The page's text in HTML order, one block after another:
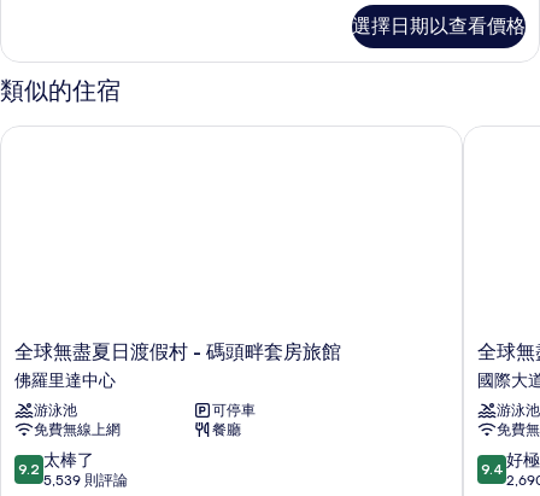
片
情
無
障
礙
客
的
所
有
相
片
線
景
觀
障
情
選擇日期以查看價格
類似的住宿
全
球
無
盡
夏
日
渡
全球無盡夏日渡假村 - 碼頭畔套房旅館
佛羅里達中心
游泳池
可停車
免費無線上網
餐廳
9.2
分，
9.2 太棒了
5,539 則評論
全球無盡夏日渡假村 - 碼頭畔套房旅館
全
球
無
盡
夏
日
渡
全球
國際大
游泳池
免費
9.4
分，
9.4 好
全球無